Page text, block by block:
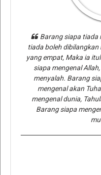
Barang siapa tiada
tiada boleh
yang empat, Maka ia
siapa mengenal
menyalah. Barang
mengenal akan
mengenal dunia,
Barang siapa